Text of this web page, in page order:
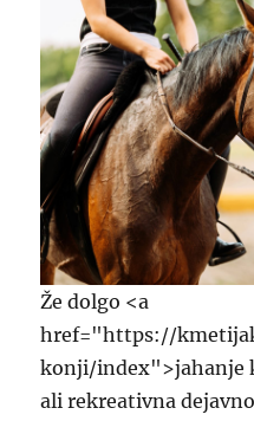
Že dolgo <a
href="https://
konji/index">jahanje
ali rekreativna